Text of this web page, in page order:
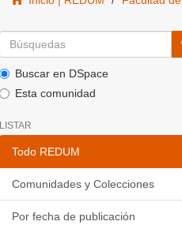
Buscar en DSpace
Esta comunidad
LISTAR
Todo REDUM
Comunidades y Colecciones
Por fecha de publicación